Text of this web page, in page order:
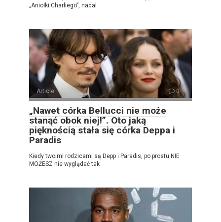
„Aniołki Charliego”, nadal
Article 0
„Nawet córka Bellucci nie może
stanąć obok niej!”. Oto jaką
pięknością stała się córka Deppa i
Paradis
Kiedy twoimi rodzicami są Depp i Paradis, po prostu NIE
MOŻESZ nie wyglądać tak